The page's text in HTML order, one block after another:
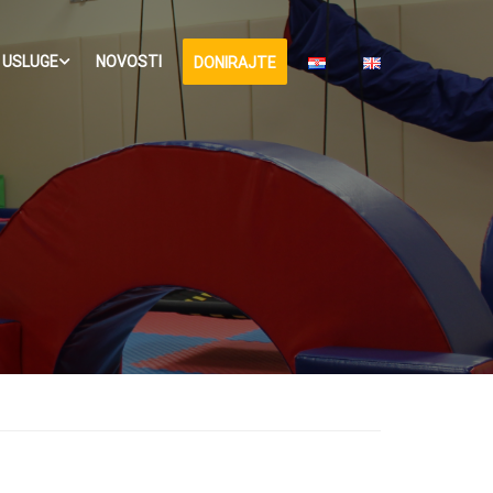
USLUGE NOVOSTI DONIRAJTE